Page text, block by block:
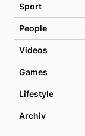
Sport
People
Videos
Games
Lifestyle
Archiv